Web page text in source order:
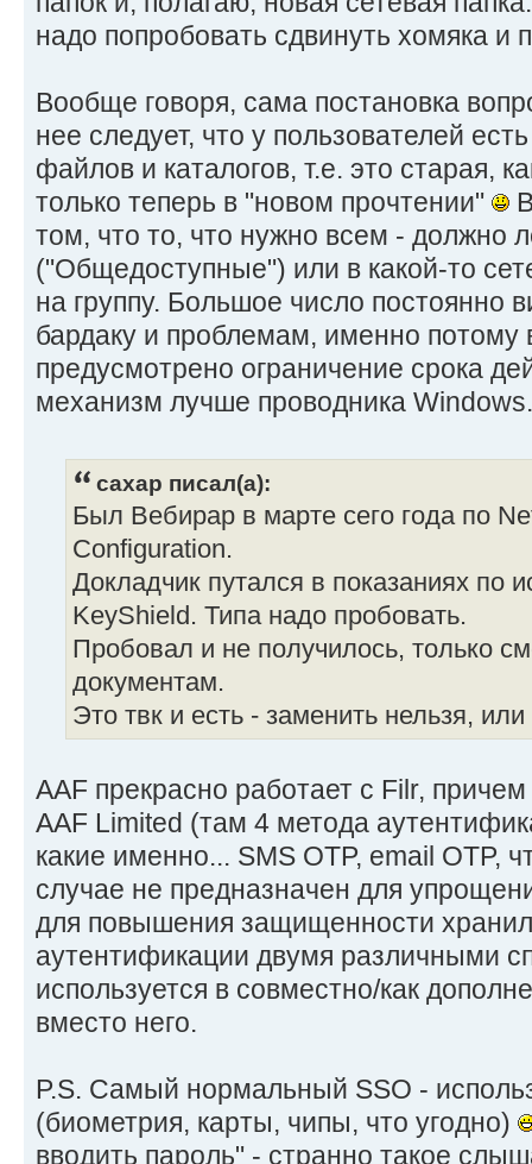
надо попробовать сдвинуть хомяка и
Вообще говоря, сама постановка
нее следует, что у пользователей
файлов и каталогов, т.е. это старая,
только теперь в "новом прочтении"
том, что то, что нужно всем - должно
("Общедоступные") или в какой-то
на группу. Большое число постоянно
бардаку и проблемам, именно потому
предусмотрено ограничение срока
механизм лучше проводника Windows.
caxap писал(а):
Был Вебирар в марте сего года по
Configuration.
Докладчик путался в показаниях по
KeyShield. Типа надо пробовать.
Пробовал и не получилось, только
документам.
Это твк и есть - заменить нельзя,
AAF прекрасно работает с Filr,
AAF Limited (там 4 метода
какие именно... SMS OTP, email OTP,
случае не предназначен для
для повышения защищенности
аутентификации двумя различными
используется в совместно/как
вместо него.
P.S. Самый нормальный SSO -
(биометрия, карты, чипы, что угодно)
вводить пароль" - странно такое